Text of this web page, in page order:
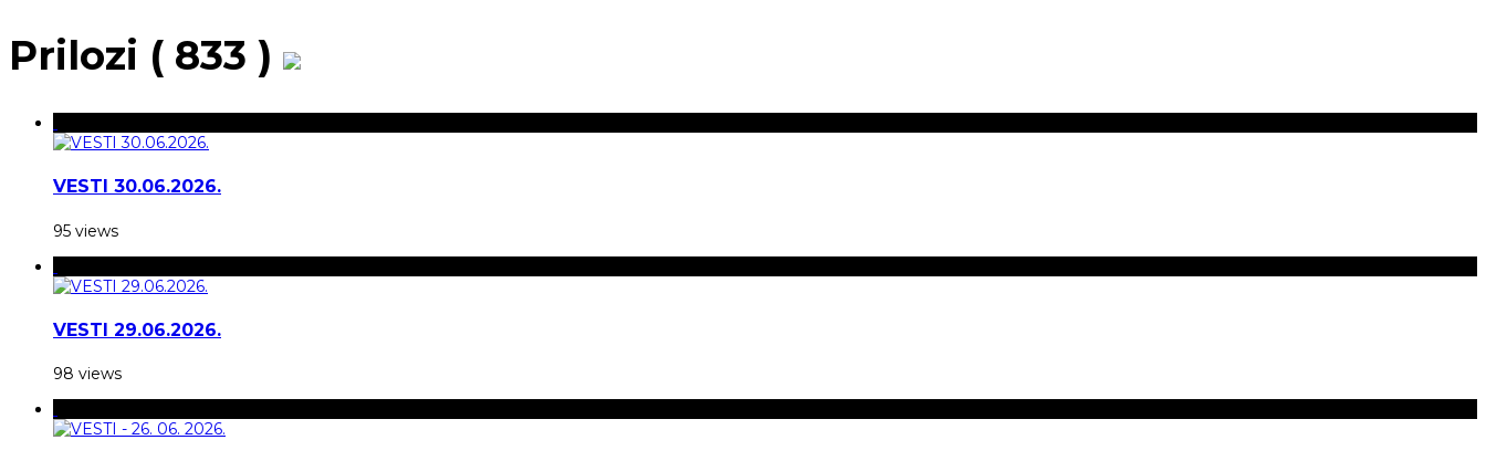
Prilozi ( 833 )
VESTI 30.06.2026.
95 views
VESTI 29.06.2026.
98 views